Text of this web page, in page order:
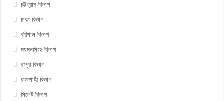
চট্টগ্রাম বিভাগ
ঢাকা বিভাগ
বরিশাল বিভাগ
ময়মনসিংহ বিভাগ
রংপুর বিভাগ
রাজশাহী বিভাগ
সিলেট বিভাগ